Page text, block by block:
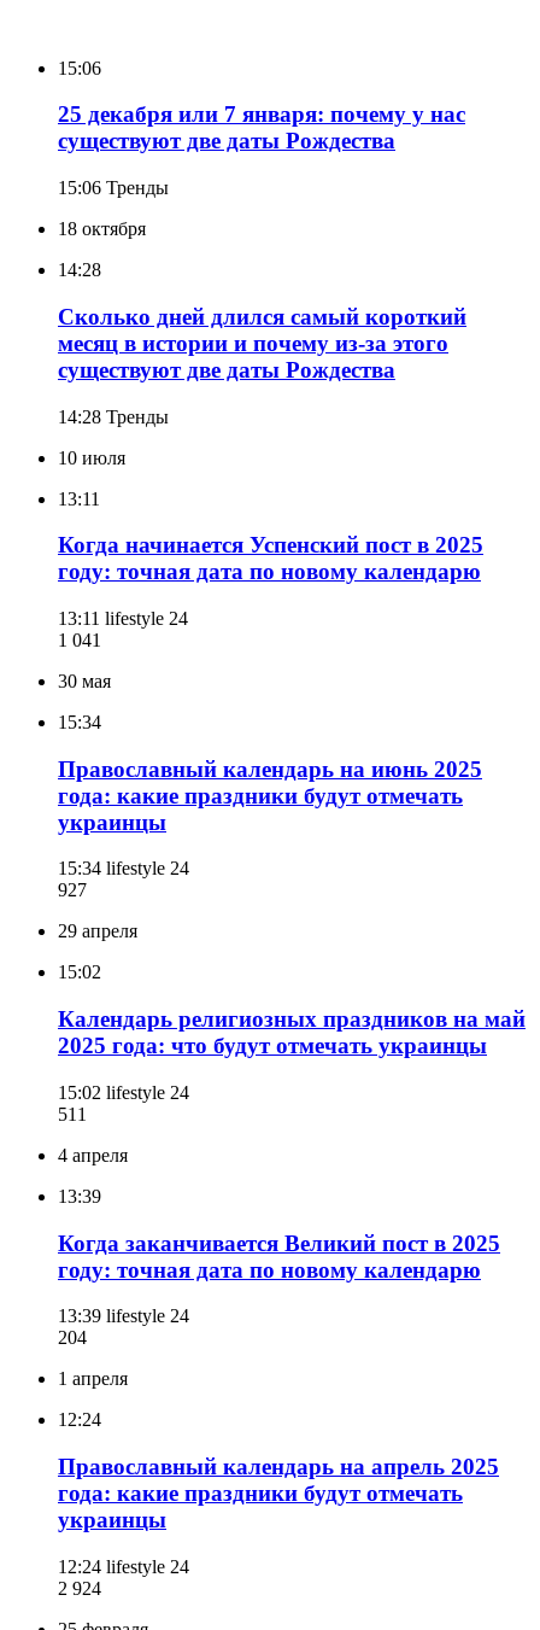
15:06
25 декабря или 7 января: почему у нас
существуют две даты Рождества
15:06 Тренды
18 октября
14:28
Сколько дней длился самый короткий
месяц в истории и почему из-за этого
существуют две даты Рождества
14:28 Тренды
10 июля
13:11
Когда начинается Успенский пост в 2025
году: точная дата по новому календарю
13:11 lifestyle 24
1 041
30 мая
15:34
Православный календарь на июнь 2025
года: какие праздники будут отмечать
украинцы
15:34 lifestyle 24
927
29 апреля
15:02
Календарь религиозных праздников на май
2025 года: что будут отмечать украинцы
15:02 lifestyle 24
511
4 апреля
13:39
Когда заканчивается Великий пост в 2025
году: точная дата по новому календарю
13:39 lifestyle 24
204
1 апреля
12:24
Православный календарь на апрель 2025
года: какие праздники будут отмечать
украинцы
12:24 lifestyle 24
2 924